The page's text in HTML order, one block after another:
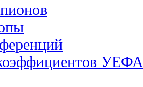
УЕФА